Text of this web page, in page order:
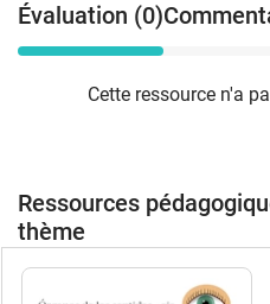
Évaluation (0)
Cette ressource n'a
Ressources
thème